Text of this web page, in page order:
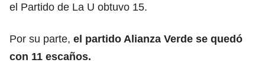
el Partido de La U obtuvo 15.
Por su parte, el partido Alianza Verde se quedó
con 11 escaños.